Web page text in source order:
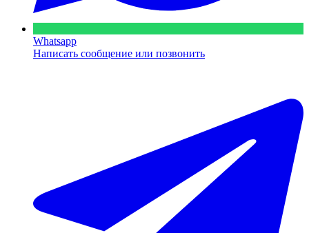
Whatsapp
Написать сообщение или позвонить